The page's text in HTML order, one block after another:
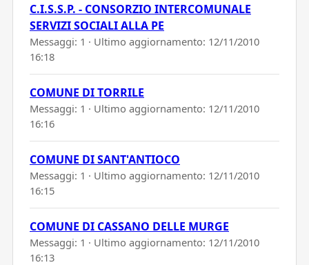
C.I.S.S.P. - CONSORZIO INTERCOMUNALE
SERVIZI SOCIALI ALLA PE
Messaggi: 1 · Ultimo aggiornamento: 12/11/2010
16:18
COMUNE DI TORRILE
Messaggi: 1 · Ultimo aggiornamento: 12/11/2010
16:16
COMUNE DI SANT'ANTIOCO
Messaggi: 1 · Ultimo aggiornamento: 12/11/2010
16:15
COMUNE DI CASSANO DELLE MURGE
Messaggi: 1 · Ultimo aggiornamento: 12/11/2010
16:13